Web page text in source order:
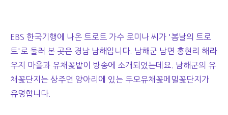
EBS 한국기행에 나온 트로트 가수 로미나 씨가 '봄날의 트로
트'로 둘러 본 곳은 경남 남해입니다. 남해군 남면 홍현리 해라
우지 마을과 유채꽃밭이 방송에 소개되었는데요. 남해군의 유
채꽃단지는 상주면 양아리에 있는 두모유채꽃메밀꽃단지가
유명합니다.